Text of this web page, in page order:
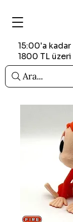
1800 TL
15:00'a kadar
Ara...